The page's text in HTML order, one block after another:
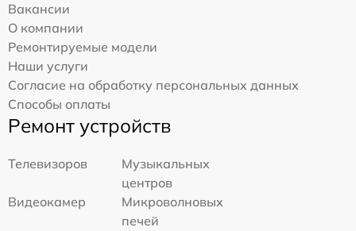
Вакансии
О компании
Ремонтируемые модели
Наши услуги
Согласие на обработку персональных данных
Способы оплаты
Ремонт устройств
Телевизоров
Музыкальных
центров
Видеокамер
Микроволновых
печей